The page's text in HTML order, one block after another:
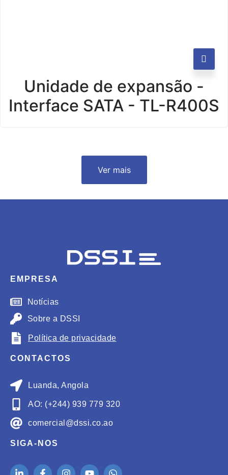
Unidade de expansão -
Interface SATA - TL-R400S
Ver mais
EMPRESA
Notícias
Sobre a DSSI
Política de privacidade
CONTACTOS
Luanda, Angola
AO: (+244) 939 779 320
comercial@dssi.co.ao
SIGA-NOS